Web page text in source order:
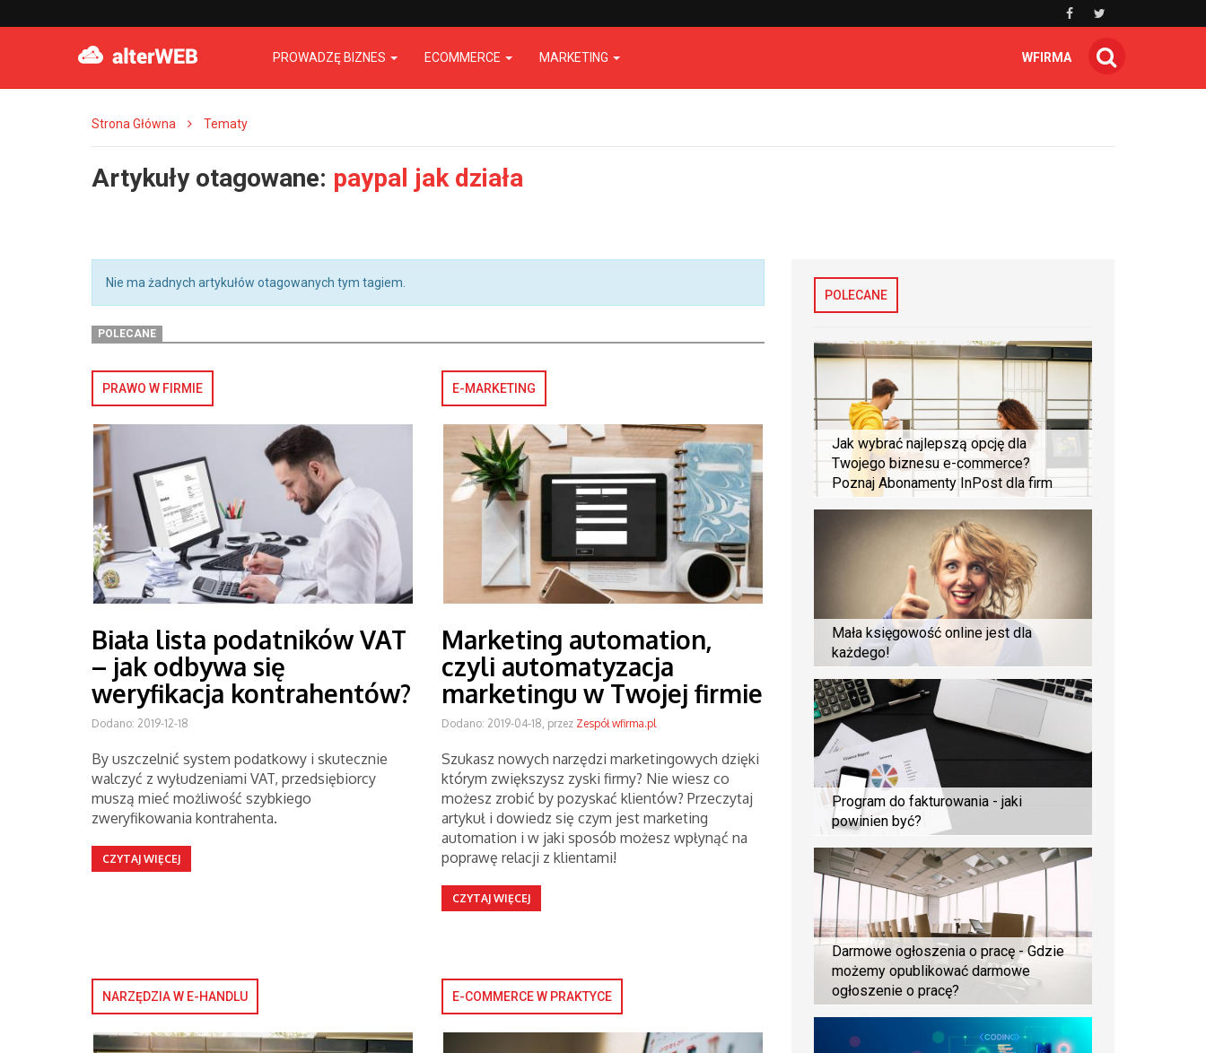
PROWADZĘ BIZNES ECOMMERCE MARKETING WFIRMA
Strona Główna Tematy
Artykuły otagowane: paypal jak działa
Nie ma żadnych artykułów otagowanych tym tagiem.
POLECANE
PRAWO W FIRMIE
Biała lista podatników VAT
– jak odbywa się
weryfikacja kontrahentów?
Dodano: 2019-12-18
By uszczelnić system podatkowy i skutecznie
walczyć z wyłudzeniami VAT, przedsiębiorcy
muszą mieć możliwość szybkiego
zweryfikowania kontrahenta.
CZYTAJ WIĘCEJ
E-MARKETING
Marketing automation,
czyli automatyzacja
marketingu w Twojej firmie
Dodano: 2019-04-18, przez Zespół wfirma.pl
Szukasz nowych narzędzi marketingowych dzięki
którym zwiększysz zyski firmy? Nie wiesz co
możesz zrobić by pozyskać klientów? Przeczytaj
artykuł i dowiedz się czym jest marketing
automation i w jaki sposób możesz wpłynąć na
poprawę relacji z klientami!
CZYTAJ WIĘCEJ
NARZĘDZIA W E-HANDLU E-COMMERCE W PRAKTYCE
POLECANE
Jak wybrać najlepszą opcję dla
Twojego biznesu e-commerce?
Poznaj Abonamenty InPost dla firm
Mała księgowość online jest dla
każdego!
Program do fakturowania - jaki
powinien być?
Darmowe ogłoszenia o pracę - Gdzie
możemy opublikować darmowe
ogłoszenie o pracę?